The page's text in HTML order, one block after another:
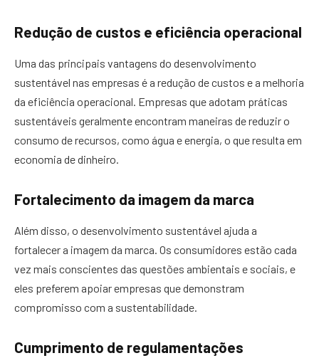
Redução de custos e eficiência operacional
Uma das principais vantagens do desenvolvimento
sustentável nas empresas é a redução de custos e a melhoria
da eficiência operacional. Empresas que adotam práticas
sustentáveis geralmente encontram maneiras de reduzir o
consumo de recursos, como água e energia, o que resulta em
economia de dinheiro.
Fortalecimento da imagem da marca
Além disso, o desenvolvimento sustentável ajuda a
fortalecer a imagem da marca. Os consumidores estão cada
vez mais conscientes das questões ambientais e sociais, e
eles preferem apoiar empresas que demonstram
compromisso com a sustentabilidade.
Cumprimento de regulamentações